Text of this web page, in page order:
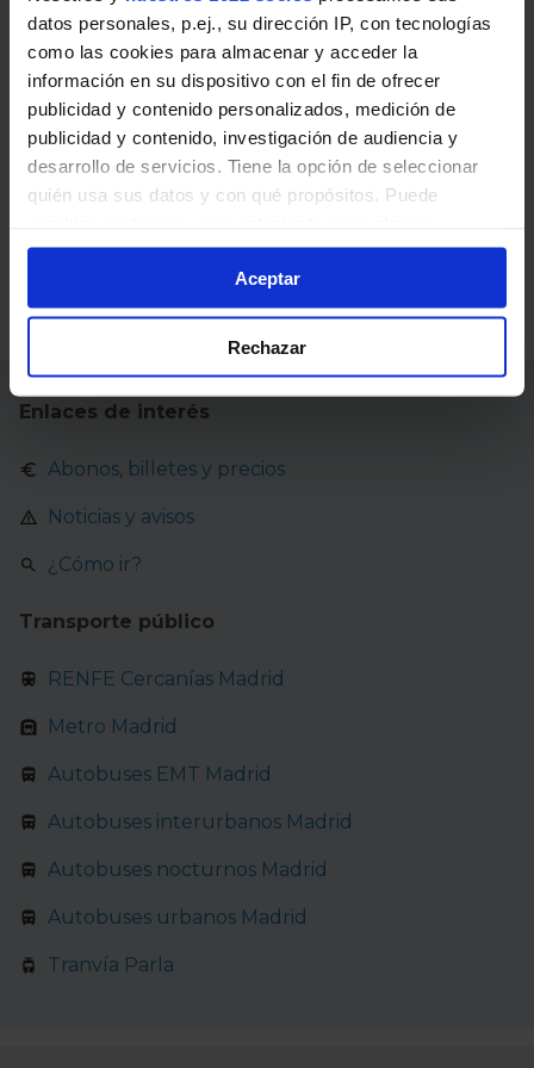
datos personales, p.ej., su dirección IP, con tecnologías
como las cookies para almacenar y acceder la
información en su dispositivo con el fin de ofrecer
publicidad y contenido personalizados, medición de
publicidad y contenido, investigación de audiencia y
desarrollo de servicios. Tiene la opción de seleccionar
quién usa sus datos y con qué propósitos. Puede
momento desde la Declaración de cookies o clicando en
el Menú de consentimiento.
Si lo permite, también quisiéramos:
Recopilar información sobre su ubicación
geográfica que puede tener una precisión de varios
Identificar su dispositivo analizándolo activamente
para buscar características específicas (huellas
digitales)
datos personales y establezca sus preferencias en la
consentimiento en cualquier momento en la Declaración
La publicidad digital personalizada, basada en la
similares (como, por ejemplo, la dirección IP, los
permite financiar nuestra actividad para mantener activa
esta página web sin coste para nuestros usuarios.
navegación aceptando la instalación de todas las
permiten tanto el seguimiento y análisis de tu
Aceptar
Rechazar
640
San Lorenzo de El Escorial - Robledo de
Chavela - Valdemaqueda
640-A
Robledo de Chavela (RENFE) -
Valdemaqueda
645
Madrid (Moncloa) - Robledo de Chavela -
San Lorenzo de El Escorial - Fresnedil -
Navalagamella
Enlaces de interés
Abonos, billetes y precios
Noticias y avisos
¿Cómo ir?
Transporte público
RENFE Cercanías Madrid
Metro Madrid
Autobuses EMT Madrid
Autobuses interurbanos Madrid
Autobuses nocturnos Madrid
Autobuses urbanos Madrid
Tranvía Parla